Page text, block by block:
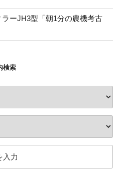
ーJH3型「朝1分の農機考古
検索